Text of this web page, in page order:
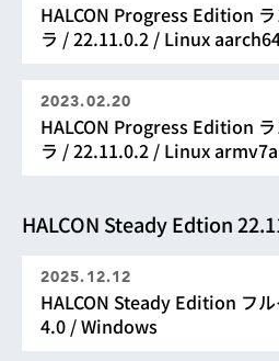
HALCON Progress Edition
ラ / 22.11.0.2 / Linux
2023.02.20
HALCON Progress Edition
ラ / 22.11.0.2 / Linux armv7a
HALCON Steady Edtion
2025.12.12
HALCON Steady Edition フ
4.0 / Windows